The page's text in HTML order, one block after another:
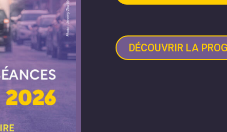
DÉCOUVRIR LA